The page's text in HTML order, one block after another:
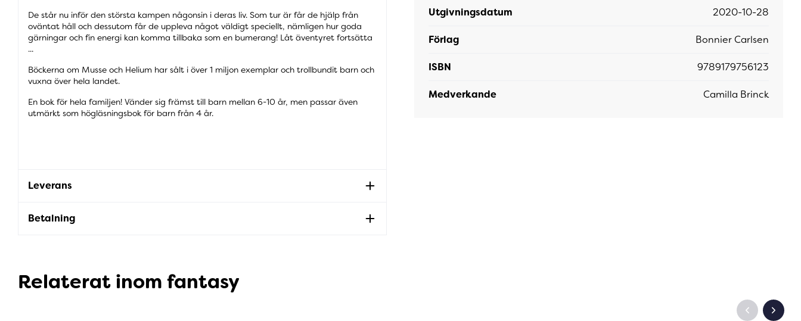
De står nu inför den största kampen någonsin i deras liv. Som tur är får de hjälp från
oväntat håll och dessutom får de uppleva något väldigt speciellt, nämligen hur goda
gärningar och fin energi kan komma tillbaka som en bumerang! Låt äventyret fortsätta
...
Böckerna om Musse och Helium har sålt i över 1 miljon exemplar och trollbundit barn och
vuxna över hela landet.
En bok för hela familjen! Vänder sig främst till barn mellan 6-10 år, men passar även
utmärkt som högläsningsbok för barn från 4 år.
Leverans
Betalning
Utgivningsdatum 2020-10-28
Förlag Bonnier Carlsen
ISBN 9789179756123
Medverkande Camilla Brinck
Relaterat inom fantasy